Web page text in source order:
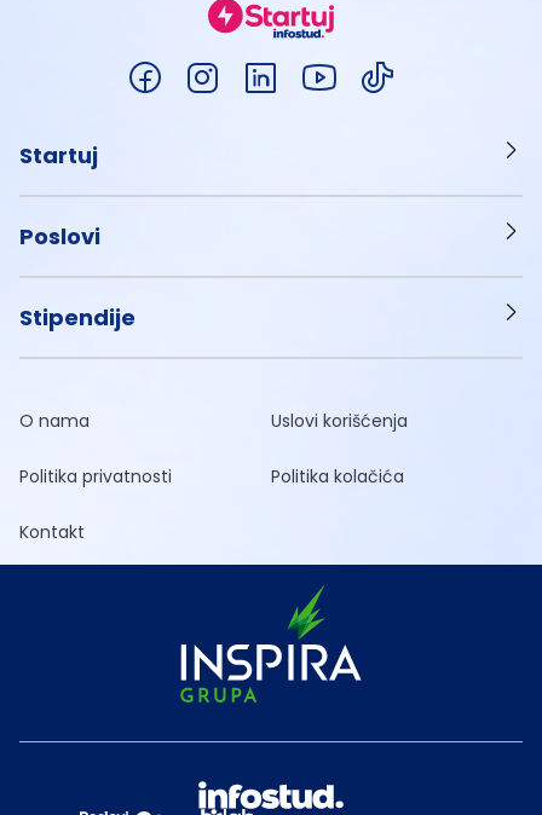
Startuj
Poslovi
Stipendije
O nama Uslovi korišćenja
Politika privatnosti Politika kolačića
Kontakt